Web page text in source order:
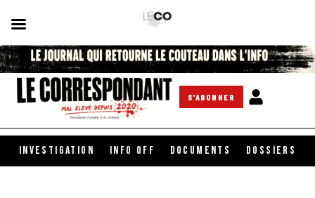
S'ABONNER
INVESTIGATION INFO OFF DOCUMENTS DOSSIERS